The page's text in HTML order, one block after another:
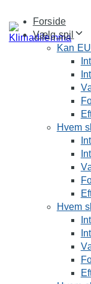
links
to
primary
Forside
Vælg spil
Kan
Hvem
Hvem